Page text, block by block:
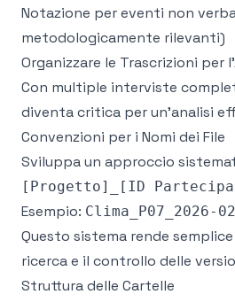
Notazione per eventi non
metodologicamente rilevanti)
Organizzare le Trascrizioni per
Con multiple interviste
diventa critica per un'analisi
Convenzioni per i Nomi dei File
Sviluppa un approccio
Esempio: Clima_P07_2026-
Questo sistema rende
ricerca e il controllo delle
Struttura delle Cartelle